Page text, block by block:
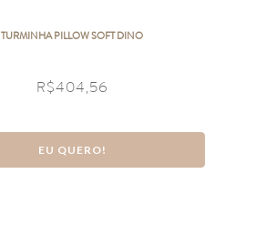
TURMINHA PILLOW SOFT DINO
R$404,56
EU QUERO!